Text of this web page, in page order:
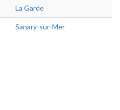
La Garde
Sanary-sur-Mer